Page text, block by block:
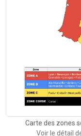
Carte des zones
Voir le détail